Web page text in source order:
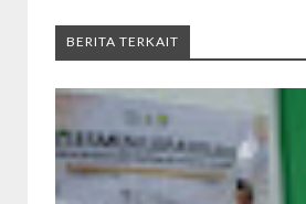
BERITA TERKAIT